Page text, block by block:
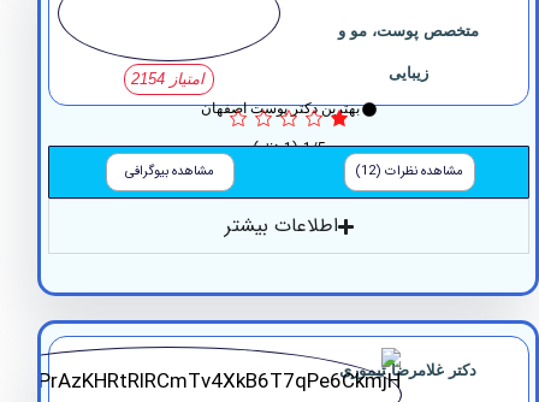
متخصص پوست، مو و
بهترین دکتر پوست اصفهان
1/5 (1 نظر)
مشاهده نظرات (12) مشاهده بیوگرافی
اطلاعات بیشتر
دکتر غلامرضا تیموری